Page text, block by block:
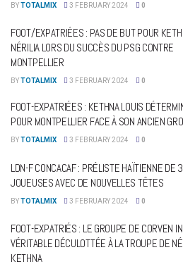
BYTOTALMIX 3 FEBRUARY 2024 0
FOOT/EXPATRIÉES : PAS DE BUT POUR
NÉRILIA LORS DU SUCCÈS DU PSG CONTRE
MONTPELLIER
BYTOTALMIX 3 FEBRUARY 2024 0
FOOT-EXPATRIÉES : KETHNA LOUIS
POUR MONTPELLIER FACE À SON ANCIEN
BYTOTALMIX 3 FEBRUARY 2024 0
LDN-F CONCACAF : PRÉLISTE HAÏTIENNE DE
JOUEUSES AVEC DE NOUVELLES TÊTES
BYTOTALMIX 3 FEBRUARY 2024 0
FOOT-EXPATRIÉS : LE GROUPE DE CORVEN
VÉRITABLE DÉCULOTTÉE À LA TROUPE DE
KETHNA